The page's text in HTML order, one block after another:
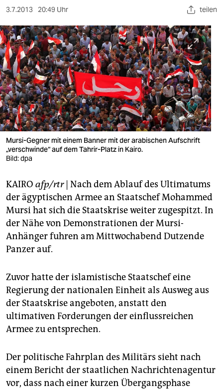
kultur
sport
berlin
nord
wahrheit
verlag
verlag
veranstaltungen
fragen & hilfe
unterstützen
abo
epaper login
3.7.2013 20:49 Uhr teilen
Mursi-Gegner mit einem Banner mit der arabischen Aufschrift
„verschwinde“ auf dem Tahrir-Platz in Kairo.
Bild: dpa
KAIRO afp/rtr| Nach dem Ablauf des Ultimatums
der ägyptischen Armee an Staatschef Mohammed
Mursi hat sich die Staatskrise weiter zugespitzt. In
der Nähe von Demonstrationen der Mursi-
Anhänger fuhren am Mittwochabend Dutzende
Panzer auf.
Zuvor hatte der islamistische Staatschef eine
Regierung der nationalen Einheit als Ausweg aus
der Staatskrise angeboten, anstatt den
ultimativen Forderungen der einflussreichen
Armee zu entsprechen.
Der politische Fahrplan des Militärs sieht nach
einem Bericht der staatlichen Nachrichtenagentur
vor, dass nach einer kurzen Übergangsphase